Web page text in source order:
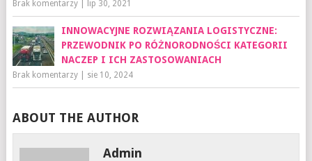
Brak komentarzy| lip 30, 2021
INNOWACYJNE ROZWIĄZANIA LOGISTYCZNE:
PRZEWODNIK PO RÓŻNORODNOŚCI KATEGORII
NACZEP I ICH ZASTOSOWANIACH
Brak komentarzy| sie 10, 2024
ABOUT THE AUTHOR
Admin